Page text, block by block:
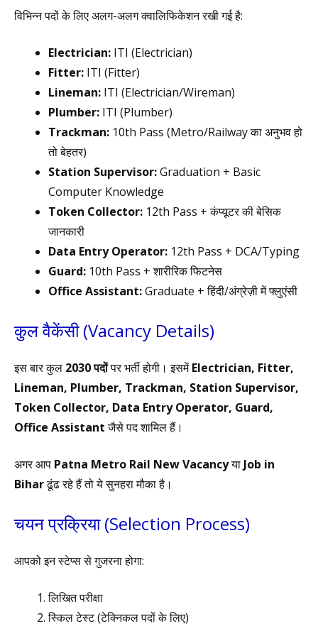
विभिन्न पदों के लिए अलग-अलग क्वालिफिकेशन रखी गई है:
Electrician: ITI (Electrician)
Fitter: ITI (Fitter)
Lineman: ITI (Electrician/Wireman)
Plumber: ITI (Plumber)
Trackman: 10th Pass (Metro/Railway का अनुभव हो
तो बेहतर)
Station Supervisor:Graduation + Basic
Computer Knowledge
Token Collector: 12th Pass + कंप्यूटर की बेसिक
जानकारी
Data Entry Operator: 12th Pass + DCA/Typing
Guard: 10th Pass + शारीरिक फिटनेस
Office Assistant:Graduate + हिंदी/अंग्रेज़ी में फ्लुएंसी
कुल वैकेंसी (Vacancy Details)
इस बार कुल 2030 पदोंपर भर्ती होगी। इसमेंElectrician, Fitter,
Lineman, Plumber, Trackman, Station Supervisor,
Token Collector, Data Entry Operator, Guard,
Office Assistantजैसे पद शामिल हैं।
अगर आप Patna Metro Rail New Vacancyया Job in
Biharढूंढ रहे हैं तो ये सुनहरा मौका है।
चयन प्रक्रिया (Selection Process)
आपको इन स्टेप्स से गुजरना होगा:
लिखित परीक्षा
स्किल टेस्ट (टेक्निकल पदों के लिए)